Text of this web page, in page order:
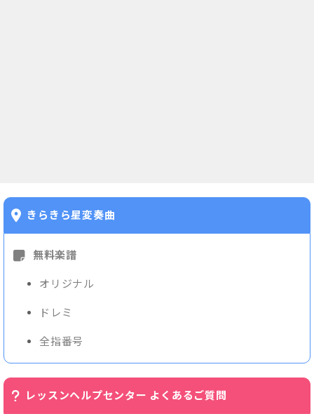
きらきら星変奏曲
無料楽譜
オリジナル
ドレミ
全指番号
レッスンヘルプセンター よくあるご質問